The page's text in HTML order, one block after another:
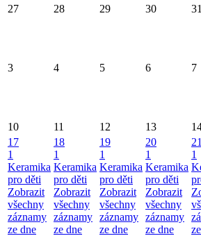
27
28 29 30 31
3 4 5 6 7
10 11 12 13
17
1
Keramika
pro děti
Zobrazit
všechny
záznamy
ze dne
18
1
Keramika
pro děti
Zobrazit
všechny
záznamy
ze dne
19
1
Keramika
pro děti
Zobrazit
všechny
záznamy
ze dne
20
1
Keramika
pro děti
Zobrazit
všechny
záznamy
ze dne
21
1